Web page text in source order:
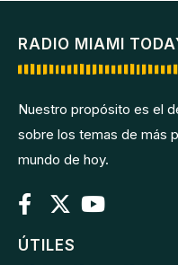
RADIO MIAMI
Nuestro propósito es el
sobre los temas de más
mundo de hoy.
ÚTILES